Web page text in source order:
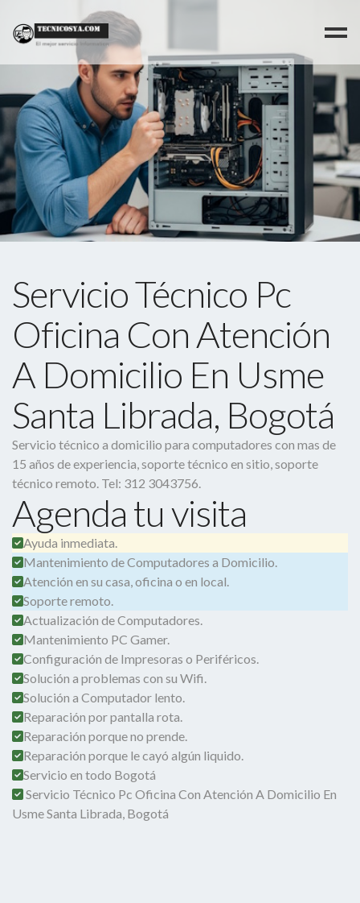
Servicio Técnico Pc
Oficina Con Atención
A Domicilio En Usme
Santa Librada, Bogotá
Servicio técnico a domicilio para computadores con mas de
15 años de experiencia, soporte técnico en sitio, soporte
técnico remoto. Tel: 312 3043756.
Agenda tu visita
Ayuda inmediata.
Mantenimiento de Computadores a Domicilio.
Atención en su casa, oficina o en local.
Soporte remoto.
Actualización de Computadores.
Mantenimiento PC Gamer.
Configuración de Impresoras o Periféricos.
Solución a problemas con su Wifi.
Solución a Computador lento.
Reparación por pantalla rota.
Reparación porque no prende.
Reparación porque le cayó algún liquido.
Servicio en todo Bogotá
Servicio Técnico Pc Oficina Con Atención A Domicilio En
Usme Santa Librada, Bogotá